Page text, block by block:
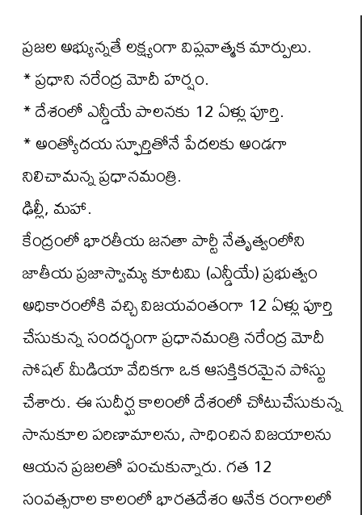
ప్రజల అభ్యున్నతే లక్ష్యంగా విప్లవాత్మక మార్పులు.
* ప్రధాని నరేంద్ర మోదీ హర్షం.
* దేశంలో ఎన్డీయే పాలనకు 12 ఏళ్లు పూర్తి.
* అంత్యోదయ స్ఫూర్తితోనే పేదలకు అండగా
నిలిచామన్న ప్రధానమంత్రి.
ఢిల్లీ, మహా.
కేంద్రంలో భారతీయ జనతా పార్టీ నేతృత్వంలోని
జాతీయ ప్రజాస్వామ్య కూటమి (ఎన్డీయే) ప్రభుత్వం
అధికారంలోకి వచ్చి విజయవంతంగా 12 ఏళ్లు పూర్తి
చేసుకున్న సందర్భంగా ప్రధానమంత్రి నరేంద్ర మోదీ
సోషల్ మీడియా వేదికగా ఒక ఆసక్తికరమైన పోస్టు
చేశారు. ఈ సుదీర్ఘ కాలంలో దేశంలో చోటుచేసుకున్న
సానుకూల పరిణామాలను, సాధించిన విజయాలను
ఆయన ప్రజలతో పంచుకున్నారు. గత 12
సంవత్సరాల కాలంలో భారతదేశం అనేక రంగాలలో